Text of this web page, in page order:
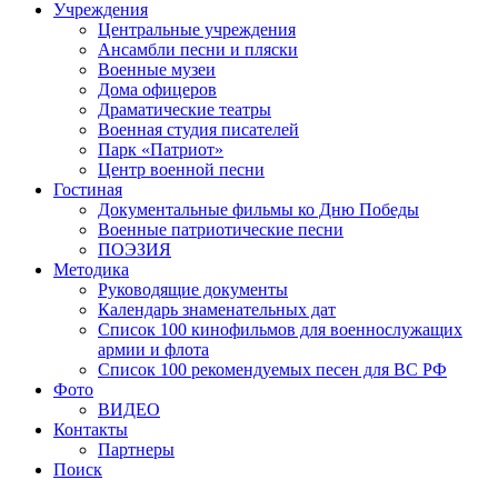
Учреждения
Центральные учреждения
Ансамбли песни и пляски
Военные музеи
Дома офицеров
Драматические театры
Военная студия писателей
Парк «Патриот»
Центр военной песни
Гостиная
Документальные фильмы ко Дню Победы
Военные патриотические песни
ПОЭЗИЯ
Методика
Руководящие документы
Календарь знаменательных дат
Список 100 кинофильмов для военнослужащих
армии и флота
Список 100 рекомендуемых песен для ВС РФ
Фото
ВИДЕО
Контакты
Партнеры
Поиск